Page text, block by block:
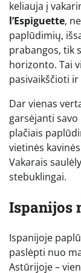
keliauja į
l’Espiguette,
paplūdimių,
prabangos, tik
horizonto. Tai
pasivaikščioti
Dar vienas
garsėjanti
plačiais
vietinės
Vakarais
stebuklingai.
Ispanijos
Ispanijoje
paslėpti nuo
Astūrijoje –